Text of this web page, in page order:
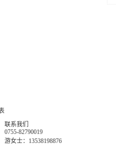
联系我们
0755-82790019
游女士：13538198876